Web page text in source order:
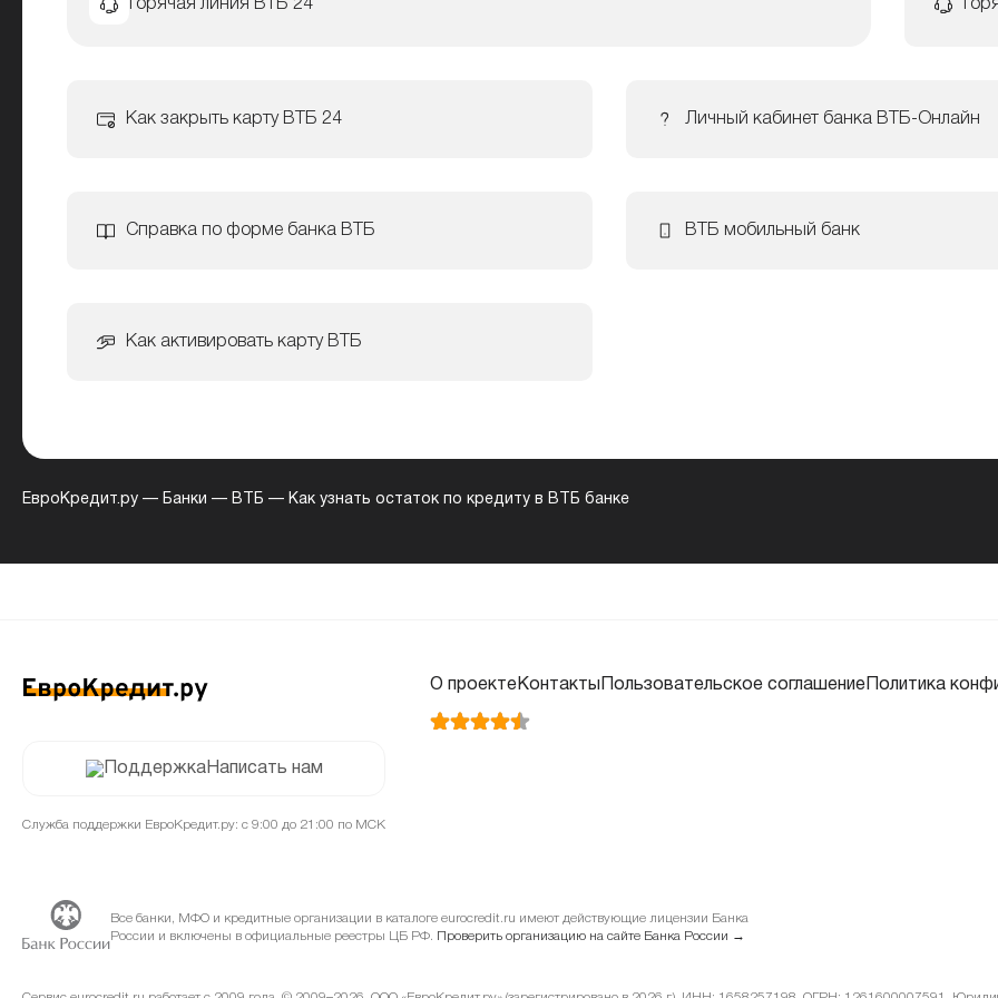
Горячая линия ВТБ 24
Как закрыть карту ВТБ 24 Личный кабинет банка ВТБ-Онлайн
Справка по форме банка ВТБ ВТБ мобильный банк
Как активировать карту ВТБ
ЕвроКредит.ру — Банки — ВТБ — Как узнать остаток по кредиту в ВТБ банке
Написать нам
Служба поддержки ЕвроКредит.ру: с 9:00 до 21:00 по МСК
О проекте Контакты Пользовательское соглашение Политика
Все банки, МФО и кредитные организации в каталоге eurocredit.ru имеют действующие лицензии Банка
России и включены в официальные реестры ЦБ РФ.
Проверить организацию на сайте Банка России →